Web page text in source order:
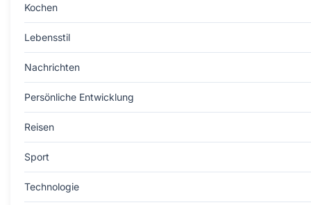
Kochen
Lebensstil
Nachrichten
Persönliche Entwicklung
Reisen
Sport
Technologie